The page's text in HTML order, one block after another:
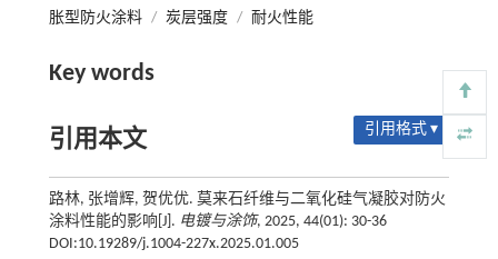
胀型防火涂料 / 炭层强度 / 耐火性能
Key words
引用本文 引用格式 ▾
路林, 张增辉, 贺优优. 莫来石纤维与二氧化硅气凝胶对防火
涂料性能的影响[J]. 电镀与涂饰, 2025, 44(01): 30-36
DOI:10.19289/j.1004-227x.2025.01.005